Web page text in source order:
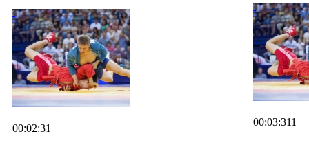
00:02:31
00:03:311